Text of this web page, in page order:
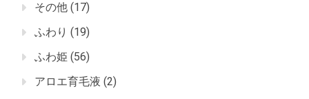
その他 (17)
ふわり (19)
ふわ姫 (56)
アロエ育毛液 (2)